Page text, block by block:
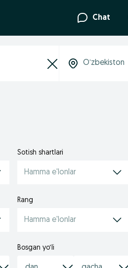
Chat
Sotish shartlari
Hamma e'lonlar
Rang
Hamma e'lonlar
Bosgan yo‘li